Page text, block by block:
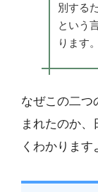
別する
という
ります。
なぜこの二つ
まれたのか、
くわかります